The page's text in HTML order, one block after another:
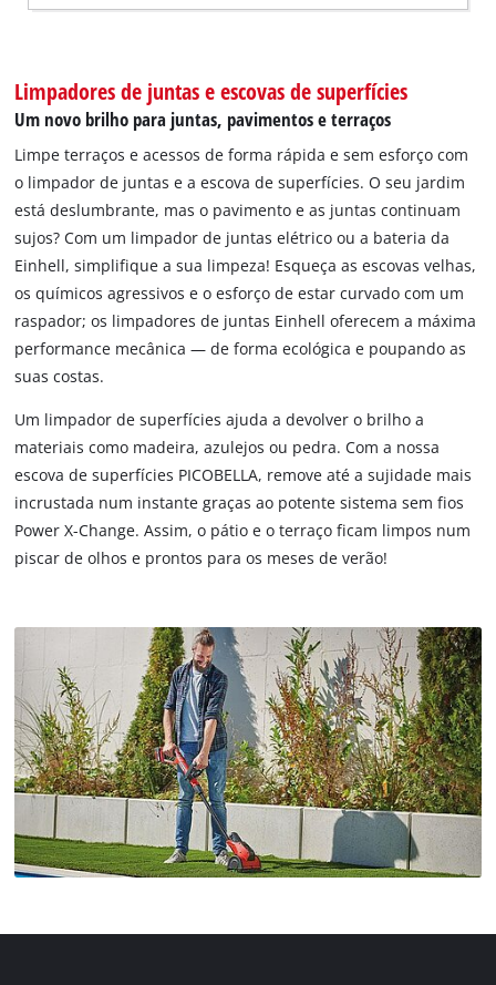
Limpadores de juntas e escovas de superfícies
Um novo brilho para juntas, pavimentos e terraços
Limpe terraços e acessos de forma rápida e sem esforço com
o limpador de juntas e a escova de superfícies. O seu jardim
está deslumbrante, mas o pavimento e as juntas continuam
sujos? Com um limpador de juntas elétrico ou a bateria da
Einhell, simplifique a sua limpeza! Esqueça as escovas velhas,
os químicos agressivos e o esforço de estar curvado com um
raspador; os limpadores de juntas Einhell oferecem a máxima
performance mecânica — de forma ecológica e poupando as
suas costas.
Um limpador de superfícies ajuda a devolver o brilho a
materiais como madeira, azulejos ou pedra. Com a nossa
escova de superfícies PICOBELLA, remove até a sujidade mais
incrustada num instante graças ao potente sistema sem fios
Power X-Change. Assim, o pátio e o terraço ficam limpos num
piscar de olhos e prontos para os meses de verão!